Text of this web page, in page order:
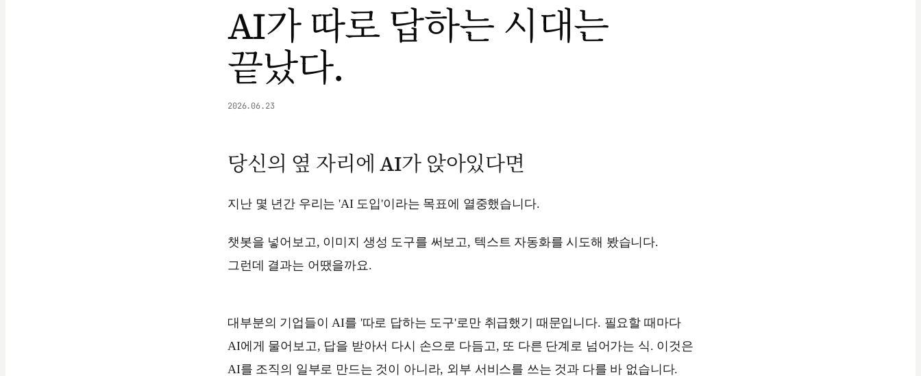
AI가 따로 답하는 시대는
끝났다.
2026.06.23
당신의 옆 자리에 AI가 앉아있다면
지난 몇 년간 우리는 'AI 도입'이라는 목표에 열중했습니다.
챗봇을 넣어보고, 이미지 생성 도구를 써보고, 텍스트 자동화를 시도해 봤습니다.
그런데 결과는 어땠을까요.
대부분의 기업들이 AI를 '따로 답하는 도구'로만 취급했기 때문입니다. 필요할 때마다
AI에게 물어보고, 답을 받아서 다시 손으로 다듬고, 또 다른 단계로 넘어가는 식. 이것은
AI를 조직의 일부로 만드는 것이 아니라, 외부 서비스를 쓰는 것과 다를 바 없습니다.